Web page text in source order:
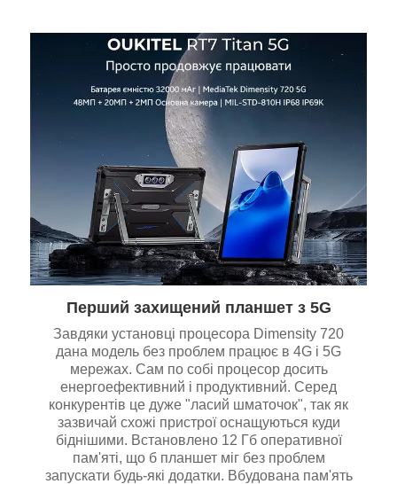
Перший захищений планшет з 5G
Завдяки установці процесора Dimensity 720
дана модель без проблем працює в 4G і 5G
мережах. Сам по собі процесор досить
енергоефективний і продуктивний. Серед
конкурентів це дуже "ласий шматочок", так як
зазвичай схожі пристрої оснащуються куди
біднішими. Встановлено 12 Гб оперативної
пам'яті, що б планшет міг без проблем
запускати будь-які додатки. Вбудована пам'ять